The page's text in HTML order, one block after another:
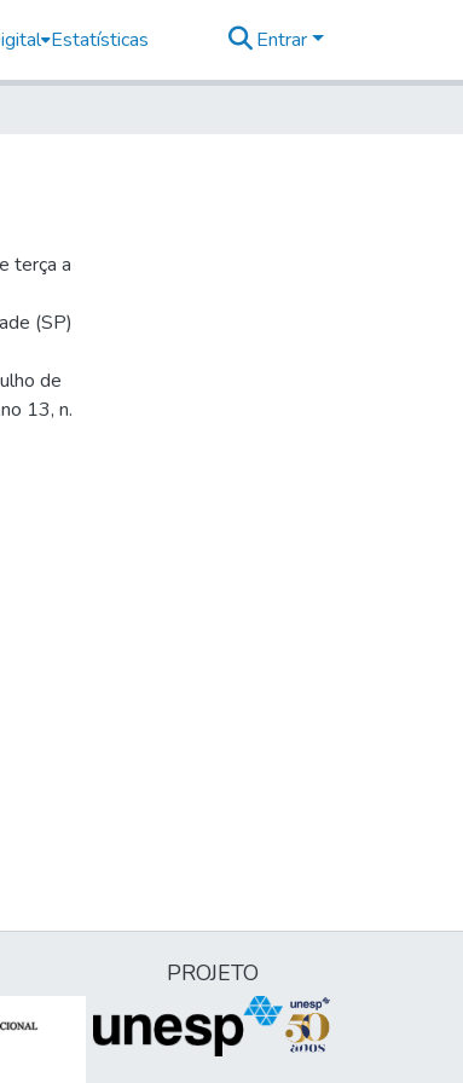
Estatísticas Entrar
terça a
(SP)
de
13, n.
PROJETO